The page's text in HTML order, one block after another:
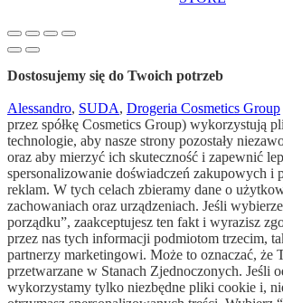
Dostosujemy się do Twoich potrzeb
Alessandro, SUDA, Drogeria Cosmetics Group
przez spółkę Cosmetics Group) wykorzystują
technologie, aby nasze strony pozostały
oraz aby mierzyć ich skuteczność i zapewnić
spersonalizowanie doświadczeń zakupowych i
reklam. W tych celach zbieramy dane o
zachowaniach oraz urządzeniach. Jeśli
porządku”, zaakceptujesz ten fakt i wyrazisz
przez nas tych informacji podmiotom trzecim,
partnerzy marketingowi. Może to oznaczać, że
przetwarzane w Stanach Zjednoczonych. Jeśli
wykorzystamy tylko niezbędne pliki cookie i,